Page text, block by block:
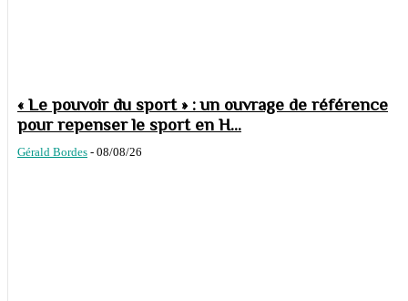
« Le pouvoir du sport » : un ouvrage de référence
pour repenser le sport en H...
Gérald Bordes - 08/08/26